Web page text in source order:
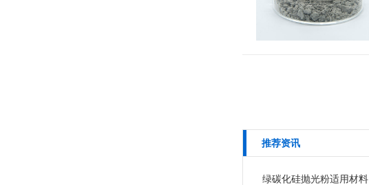
推荐资讯
绿碳化硅抛光粉适用材料